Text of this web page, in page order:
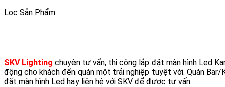
Lọc Sản Phẩm
SKV Lighting chuyên tư vấn, thi công lắp đặt màn hình Led
động cho khách đến quán một trải nghiệp tuyệt vời. Quán
đặt màn hình Led hay liên hệ với SKV để được tư vấn.